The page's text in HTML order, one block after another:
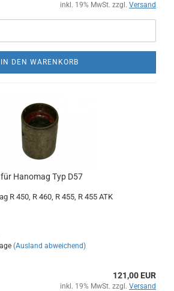
inkl. 19% MwSt. zzgl. Versand
IN DEN WARENKORB
Hanomag Typ D57
R 450, R 460, R 455, R 455 ATK
(Ausland abweichend)
121,00 EUR
inkl. 19% MwSt. zzgl. Versand